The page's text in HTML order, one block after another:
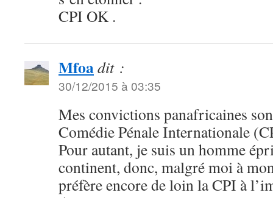
CPI OK .
Mfoadit :
30/12/2015 à 03:35
Mes convictions panafricaines
Comédie Pénale Internationale
Pour autant, je suis un homme
continent, donc, malgré moi à
préfère encore de loin la CPI à